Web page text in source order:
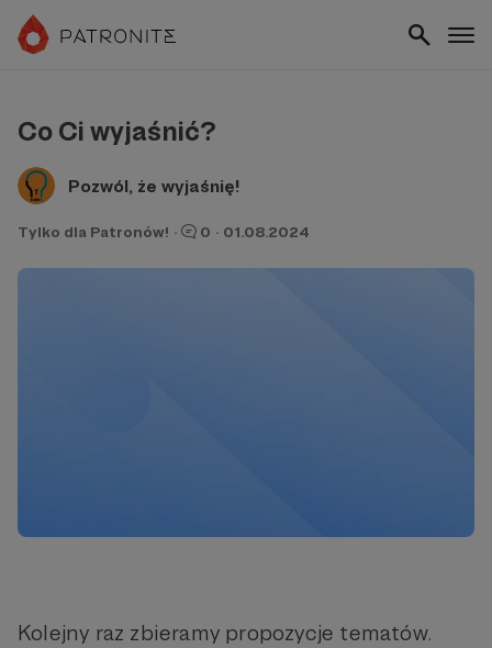
Co Ci wyjaśnić?
Pozwól, że wyjaśnię!
Tylko dla Patronów! · 0 · 01.08.2024
Kolejny raz zbieramy propozycje tematów.